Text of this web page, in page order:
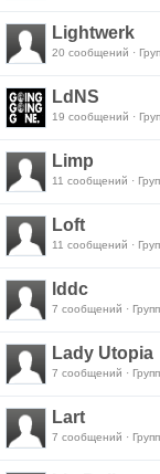
Lightwerk
20 сообщений ·
LdNS
19 сообщений ·
Limp
11 сообщений ·
Loft
11 сообщений ·
lddc
7 сообщений ·
Lady Utopia
7 сообщений ·
Lart
7 сообщений ·